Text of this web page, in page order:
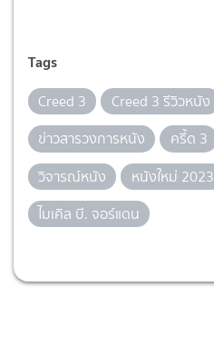
Tags
Creed 3 Creed 3 รีวิวหนัง
ข่าวสารวงการหนัง
ครี้ด 3
วิจารณ์หนัง
หนังใหม่ 2023
ไมเคิล บี. จอร์แดน